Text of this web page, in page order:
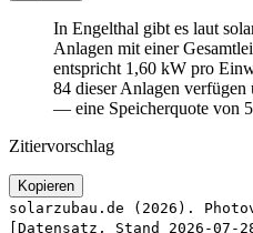
In Engelthal gibt es laut
Anlagen mit einer
entspricht 1,60 kW pro
84 dieser Anlagen verfügen
— eine Speicherquote von
Zitiervorschlag
Kopieren
solarzubau.de (2026).
[Datensatz, Stand 2026-07-